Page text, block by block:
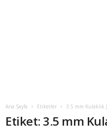
Ana Sayfa Etiketler 3.5 mm Kulaklık
Etiket: 3.5 mm